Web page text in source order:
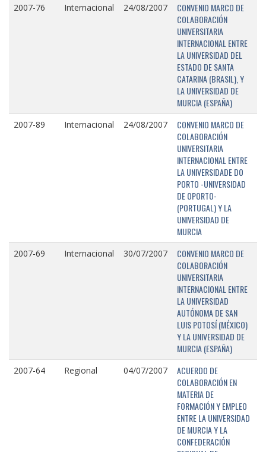
2007-76 Internacional 24/08/2007
CONVENIO MARCO DE
COLABORACIÓN
UNIVERSITARIA
INTERNACIONAL ENTRE
LA UNIVERSIDAD DEL
ESTADO DE SANTA
CATARINA (BRASIL), Y
LA UNIVERSIDAD DE
MURCIA (ESPAÑA)
2007-89 Internacional 24/08/2007
CONVENIO MARCO DE
COLABORACIÓN
UNIVERSITARIA
INTERNACIONAL ENTRE
LA UNIVERSIDADE DO
PORTO -UNIVERSIDAD
DE OPORTO-
(PORTUGAL) Y LA
UNIVERSIDAD DE
MURCIA
2007-69 Internacional 30/07/2007
CONVENIO MARCO DE
COLABORACIÓN
UNIVERSITARIA
INTERNACIONAL ENTRE
LA UNIVERSIDAD
AUTÓNOMA DE SAN
LUIS POTOSÍ (MÉXICO)
Y LA UNIVERSIDAD DE
MURCIA (ESPAÑA)
2007-64 Regional 04/07/2007
ACUERDO DE
COLABORACIÓN EN
MATERIA DE
FORMACIÓN Y EMPLEO
ENTRE LA UNIVERSIDAD
DE MURCIA Y LA
CONFEDERACIÓN